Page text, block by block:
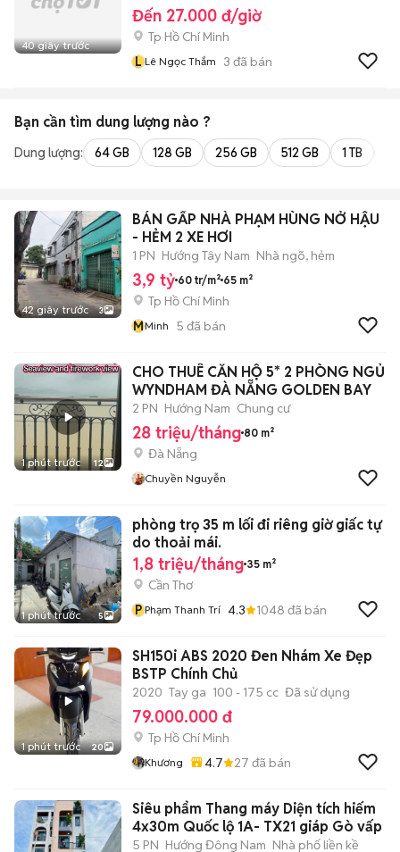
40 giây trước
Đến 27.000 đ/giờ
Tp Hồ Chí Minh
L Lê Ngọc Thắm 3 đã bán
Bạn cần tìm dung lượng nào ?
Dung lượng: 64 GB 128 GB 256 GB 512 GB 1 TB
42 giây trước 3
BÁN GẤP NHÀ PHẠM HÙNG NỞ HẬU
- HẺM 2 XE HƠI
1 PN Hướng Tây Nam Nhà ngõ, hẻm
3,9 tỷ 60 tr/m² 65 m²
Tp Hồ Chí Minh
MMinh 5 đã bán
1 phút trước 12
CHO THUÊ CĂN HỘ 5* 2 PHÒNG NGỦ
WYNDHAM ĐÀ NẴNG GOLDEN BAY
2 PN Hướng Nam Chung cư
28 triệu/tháng 80 m²
Đà Nẵng
Chuyền Nguyễn
1 phút trước 5
phòng trọ 35 m lối đi riêng giờ giấc tự
do thoải mái.
1,8 triệu/tháng 35 m²
Cần Thơ
P Phạm Thanh Trí 4.3 1048 đã bán
1 phút trước 20
SH150i ABS 2020 Đen Nhám Xe Đẹp
BSTP Chính Chủ
2020 Tay ga 100 - 175 cc Đã sử dụng
79.000.000 đ
Tp Hồ Chí Minh
Khương 4.7 27 đã bán
Siêu phẩm Thang máy Diện tích hiếm
4x30m Quốc lộ 1A- TX21 giáp Gò vấp
5 PN Hướng Đông Nam Nhà phố liền kề